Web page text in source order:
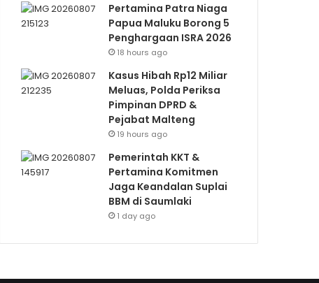
Pertamina Patra Niaga
Papua Maluku Borong 5
Penghargaan ISRA 2026
18 hours ago
Kasus Hibah Rp12 Miliar
Meluas, Polda Periksa
Pimpinan DPRD &
Pejabat Malteng
19 hours ago
Pemerintah KKT &
Pertamina Komitmen
Jaga Keandalan Suplai
BBM di Saumlaki
1 day ago